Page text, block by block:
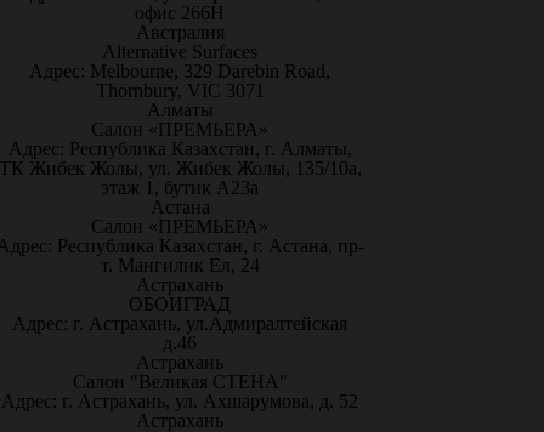
офис 266Н
Австралия
Alternative Surfaces
Адрес: Melbourne, 329 Darebin Road,
Thornbury, VIC 3071
Алматы
Салон «ПРЕМЬЕРА»
Адрес: Республика Казахстан, г. Алматы,
Жибек Жолы, ул. Жибек Жолы, 135/10а,
этаж 1, бутик А23а
Астана
Салон «ПРЕМЬЕРА»
Республика Казахстан, г. Астана, пр-
т. Мангилик Ел, 24
Астрахань
ОБОИГРАД
Адрес: г. Астрахань, ул.Адмиралтейская
д.46
Астрахань
Салон "Великая СТЕНА"
Адрес: г. Астрахань, ул. Ахшарумова, д. 52
Астрахань